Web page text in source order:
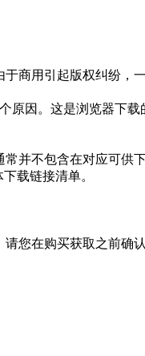
商用引起版权纠纷，
因。这是浏览器下
并不包含在对应可供
载链接清单。
您在购买获取之前确